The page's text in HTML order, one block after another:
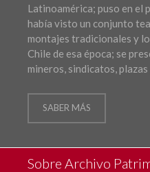
Latinoamérica; puso en el
había visto un conjunto
montajes tradicionales y
Chile de esa época; se
mineros, sindicatos,
SABER MÁS
Sobre Archivo